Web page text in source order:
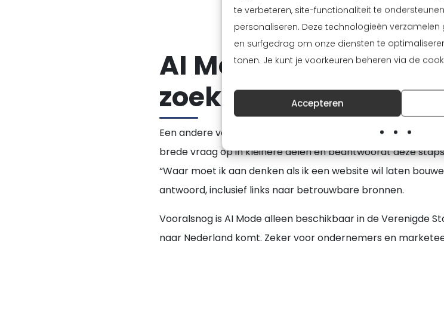
te verbeteren, site-functionaliteit te
personaliseren. Deze technologieën
en surfgedrag om onze diensten te
tonen. Je kunt je voorkeuren beheren via de
Accepteren
AI Mode: nieuwe
zoeken
Een andere vernieuwing is
, waarmee je
brede vraag op in kleinere delen en beantwoordt deze
“Waar moet ik aan denken als ik een website wil laten
antwoord, inclusief links naar betrouwbare bronnen.
Vooralsnog is AI Mode alleen beschikbaar in de Verenigde
naar Nederland komt. Zeker voor ondernemers en